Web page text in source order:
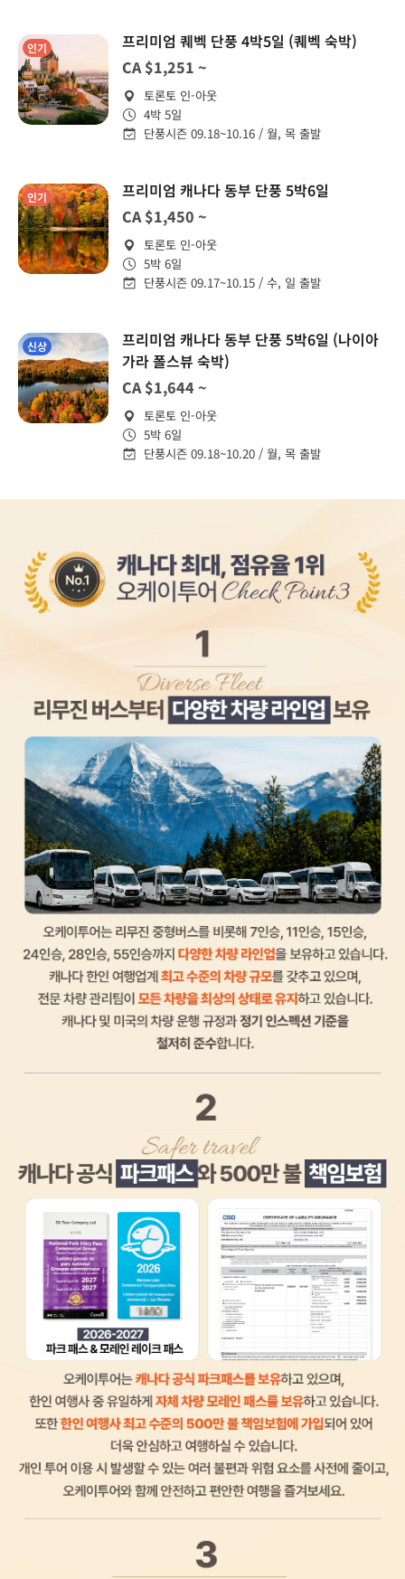
인기
프리미엄 퀘벡 단풍 4박5일 (퀘벡 숙박)
CA $1,251 ~
토론토 인-아웃
4박 5일
단풍시즌 09.18~10.16 / 월, 목 출발
인기
프리미엄 캐나다 동부 단풍 5박6일
CA $1,450 ~
토론토 인-아웃
5박 6일
단풍시즌 09.17~10.15 / 수, 일 출발
신상
프리미엄 캐나다 동부 단풍 5박6일 (나이아
가라 폴스뷰 숙박)
CA $1,644 ~
토론토 인-아웃
5박 6일
단풍시즌 09.18~10.20 / 월, 목 출발